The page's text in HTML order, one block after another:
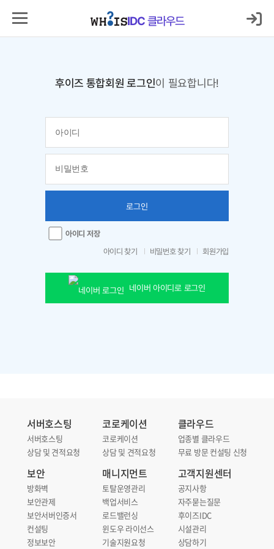
IDC클라우드
후이즈 통합회원 로그인이 필요합니다!
로그인
아이디 저장
아이디 찾기
비밀번호 찾기 회원가입
네이버 아이디로 로그인
서버호스팅
서버호스팅
상담 및 견적요청
코로케이션
코로케이션
상담 및 견적요청
클라우드
업종별 클라우드
무료 방문 컨설팅 신청
보안
방화벽
보안관제
보안서버인증서
컨설팅
정보보안
매니지먼트
토탈운영관리
백업서비스
로드밸런싱
윈도우 라이선스
기술지원요청
고객지원센터
공지사항
자주묻는질문
후이즈IDC
시설관리
상담하기